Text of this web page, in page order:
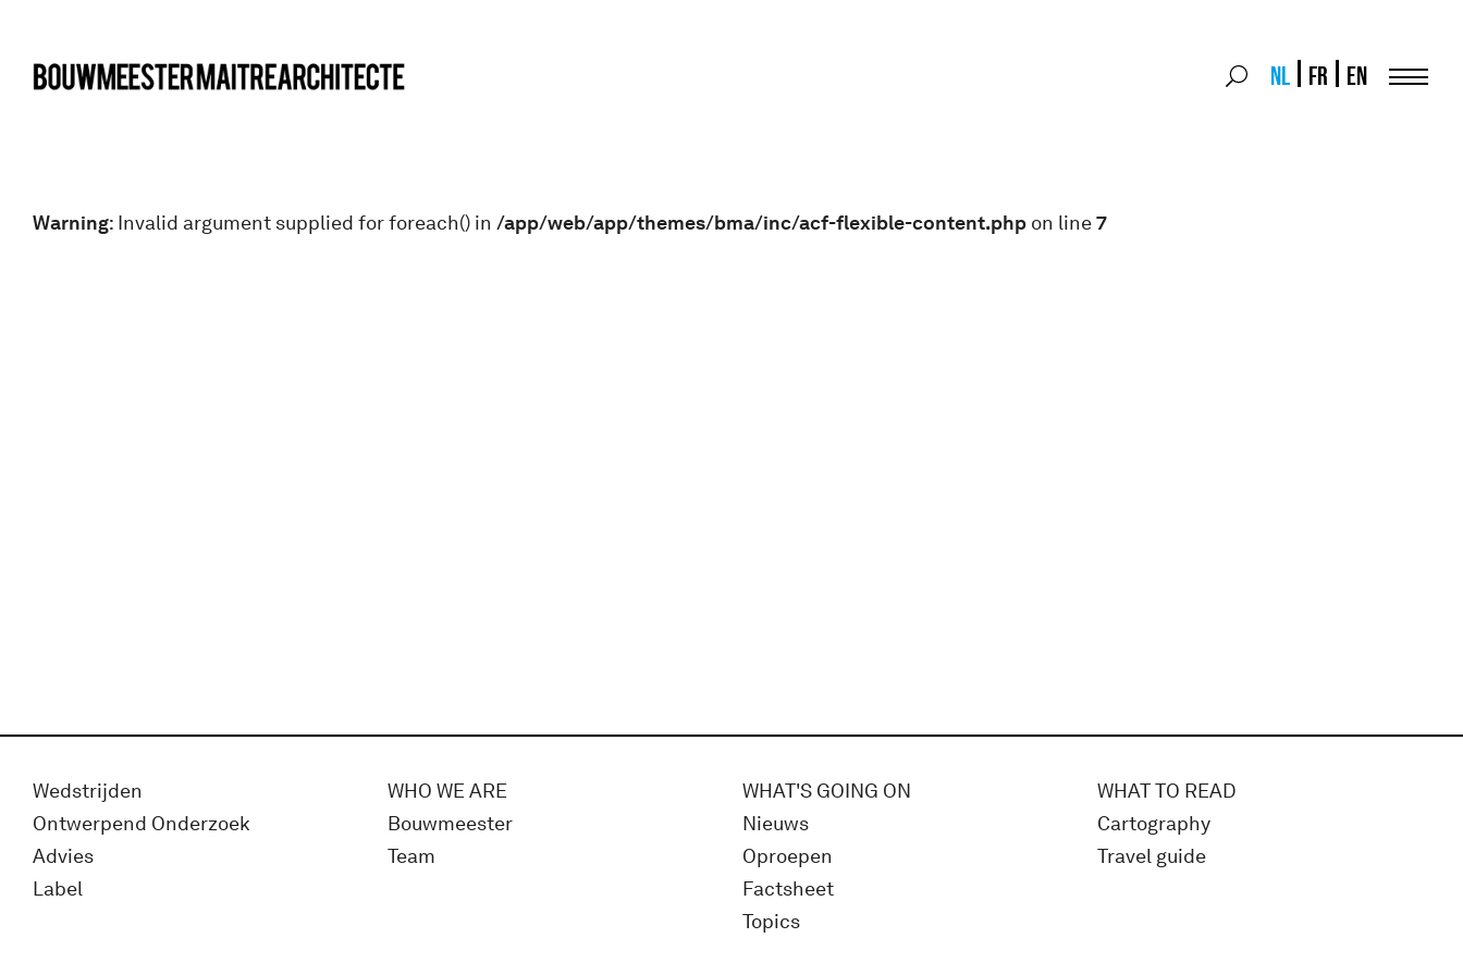
Search
Search
NL FR EN
Warning: Invalid argument supplied for foreach() in /app/web/app/themes/bma/inc/acf-flexible-content.php on line7
Wedstrijden
Ontwerpend Onderzoek
Advies
Label
WHO WE ARE
Bouwmeester
Team
WHAT'S GOING ON
Nieuws
Oproepen
Factsheet
Topics
WHAT TO READ
Cartography
Travel guide